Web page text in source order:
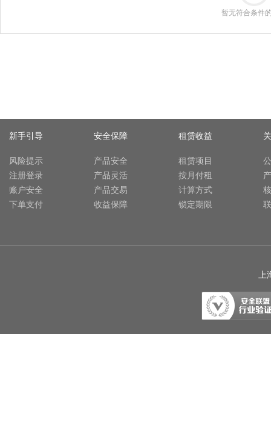
暂无符合条件
新手引导
风险提示
注册登录
账户安全
下单支付
安全保障
产品安全
产品灵活
产品交易
收益保障
租赁收益
租赁项目
按月付租
计算方式
锁定期限